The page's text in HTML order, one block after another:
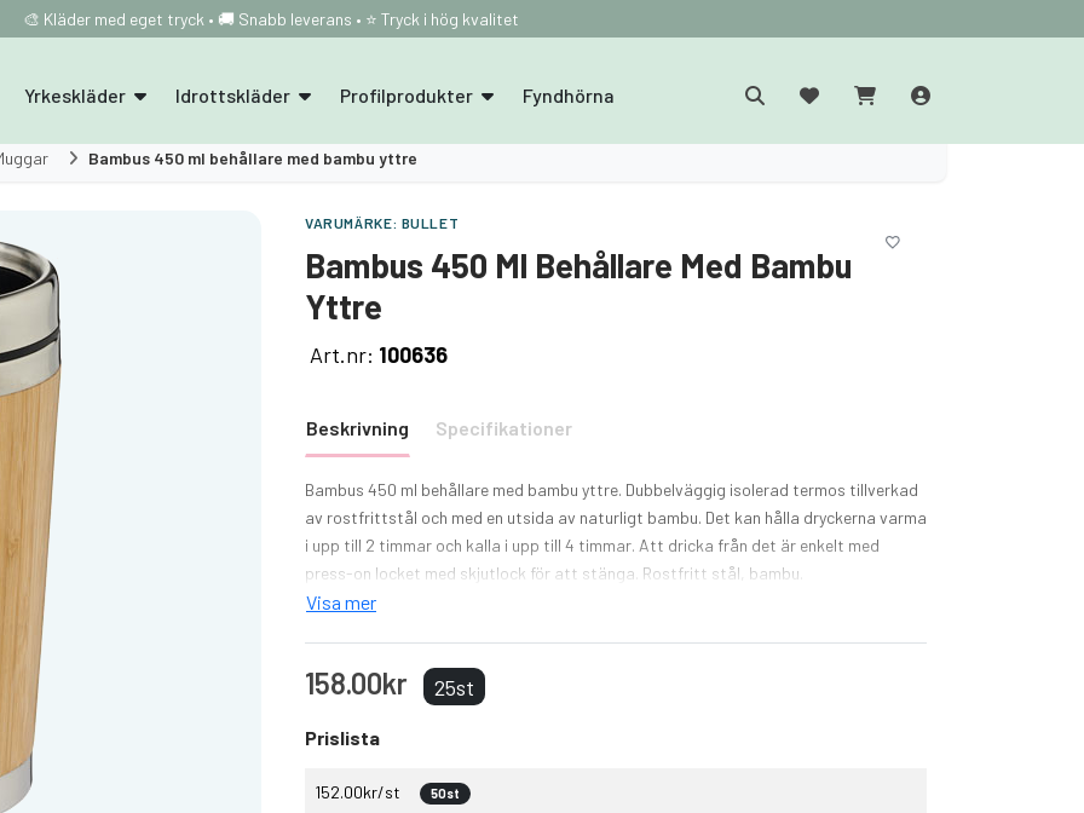
🎨 Kläder med eget tryck • 🚚 Snabb leverans • ⭐ Tryck i hög kvalitet
Yrkeskläder Idrottskläder Profilprodukter Fyndhörna
Bambus 450 ml behållare med bambu yttre
VARUMÄRKE: BULLET
Bambus 450 Ml Behållare Med Bambu
Yttre
Art.nr: 100636
Beskrivning Specifikationer
Bambus 450 ml behållare med bambu yttre. Dubbelväggig isolerad termos tillverkad
av rostfrittstål och med en utsida av naturligt bambu. Det kan hålla dryckerna varma
i upp till 2 timmar och kalla i upp till 4 timmar. Att dricka från det är enkelt med
press-on locket med skjutlock för att stänga. Rostfritt stål, bambu.
Visa mer
158.00kr 25st
Prislista
152.00kr/st 50st